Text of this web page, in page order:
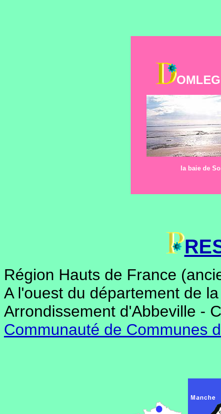
la baie de
Région Hauts de France
A l'ouest du département de
Arrondissement d'Abbeville -
Communauté de Communes